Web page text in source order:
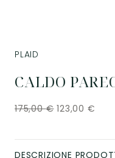
CALDO
PLAID
175,00€ 123,00 €
DESCRIZIONE